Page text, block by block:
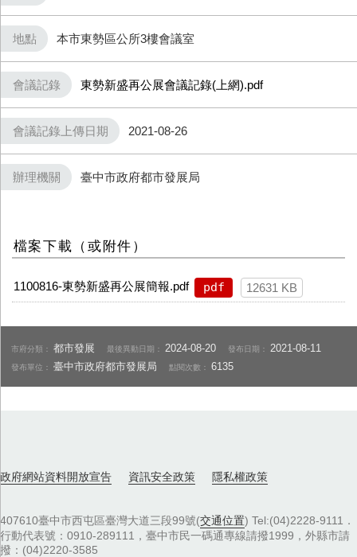
地點 本市東勢區公所3樓會議室
會議記錄 東勢新盛再公展會議記錄(上網).pdf
會議記錄上傳日期 2021-08-26
辦理機關 臺中市政府都市發展局
檔案下載（或附件）
1100816-東勢新盛再公展簡報.pdf pdf 12631 KB
市府分類：都市發展 最後異動日期： 2024-08-20 發布日期： 2021-08-11
發布單位：臺中市政府都市發展局 點閱次數：6135
政府網站資料開放宣告 資訊安全政策 隱私權政策
407610臺中市西屯區臺灣大道三段99號(交通位置) Tel:(04)2228-9111．
行動代表號：0910-289111，臺中市民一碼通專線請撥1999，外縣市請
撥：(04)2220-3585